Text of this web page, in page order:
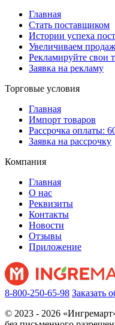
Главная
Стать поставщиком
Истории успеха
Увеличиваем
Рекламируйте свои
Заявка на рекламу
Торговые условия
Главная
Импорт товаров
Рассрочка оплаты:
Заявка на рассрочку
Компания
Главная
О нас
Реквизиты
Контакты
Новости
Отзывы
Приложение
8-800-250-65-98 Заказать
© 2023 - 2026